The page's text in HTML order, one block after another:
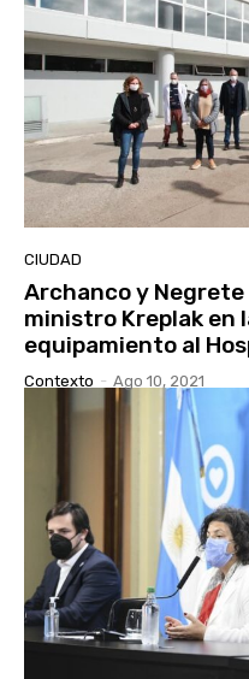
CIUDAD
Archanco y
ministro Kreplak en
equipamiento al
Contexto - Ago 10, 2021